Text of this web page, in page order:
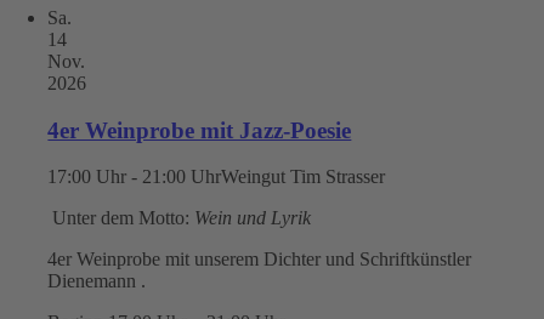
Sa.
14
Nov.
2026
4er Weinprobe mit Jazz-Poesie
17:00 Uhr - 21:00 UhrWeingut Tim Strasser
Unter dem Motto: Wein und Lyrik
4er Weinprobe mit unserem Dichter und Schriftkünstler
Dienemann .